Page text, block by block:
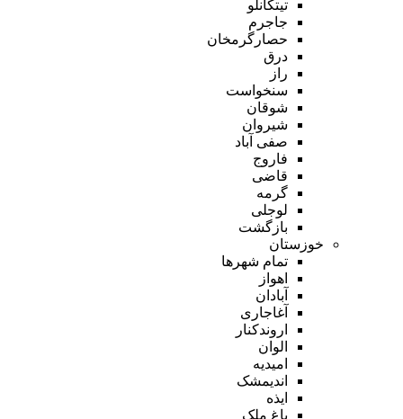
تیتکانلو
جاجرم
حصارگرمخان
درق
راز
سنخواست
شوقان
شیروان
صفی آباد
فاروج
قاضی
گرمه
لوجلی
بازگشت
خوزستان
تمام شهر‌ها
اهواز
آبادان
آغاجاری
اروندکنار
الوان
امیدیه
اندیمشک
ایذه
باغ ملک